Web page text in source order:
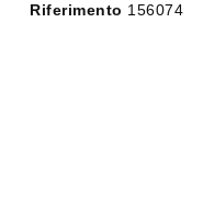
Riferimento 156074